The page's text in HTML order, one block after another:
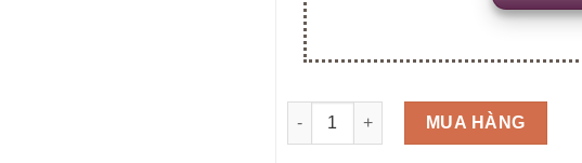
SFB07 số lượng MUA HÀNG